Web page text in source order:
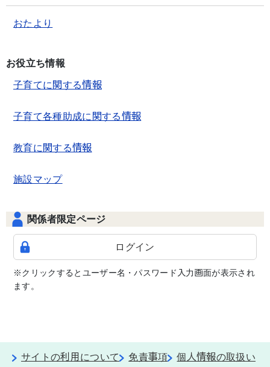
おたより
お役立ち情報
子育てに関する情報
子育て各種助成に関する情報
教育に関する情報
施設マップ
関係者限定ページ
ログイン
※クリックするとユーザー名・パスワード入力画面が表示され
ます。
サイトの利用について 免責事項
個人情報の取扱い